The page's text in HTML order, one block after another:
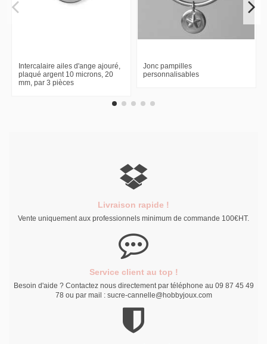
Intercalaire ailes d'ange ajouré,
plaqué argent 10 microns, 20
mm, par 3 pièces
Jonc pampilles
personnalisables
Livraison rapide !
Vente uniquement aux professionnels minimum de commande 100€HT.
Service client au top !
Besoin d'aide ? Contactez nous directement par téléphone au 09 87 45 49
78 ou par mail : sucre-cannelle@hobbyjoux.com